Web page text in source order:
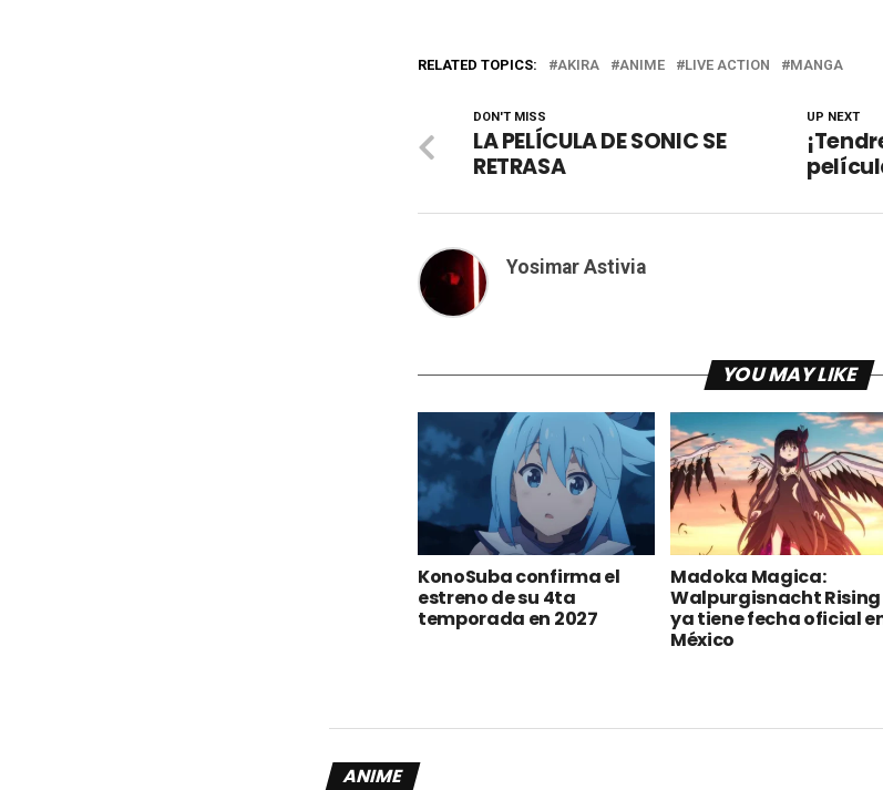
RELATED TOPICS: AKIRA ANIME LIVE ACTION MANGA
UP NEXT
DON'T MISS
LA PELÍCULA DE SONIC SE
RETRASA
Yosimar Astivia
YOU MAY LIKE
KonoSuba confirma el
estreno de su 4ta
temporada en 2027
Madoka Magica:
Walpurgisnacht Rising
ya tiene fecha oficial
México
ANIME